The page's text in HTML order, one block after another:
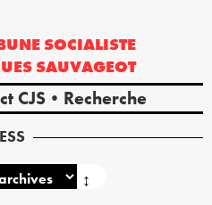
SOCIALISTE
SAUVAGEOT
CJS Recherche
ESS
↕